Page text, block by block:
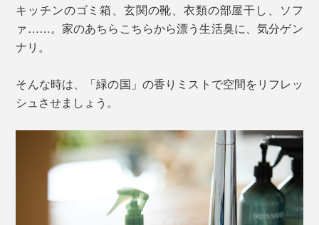
キッチンのゴミ箱、玄関の靴、衣類の部屋干し、ソフ
ァ……。家のあちらこちらから漂う生活臭に、気分ゲン
ナリ。
そんな時は、「緑の国」の香りミストで空間をリフレッ
シュさせましょう。